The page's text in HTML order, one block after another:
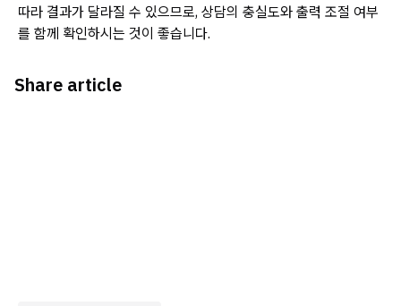
따라 결과가 달라질 수 있으므로, 상담의 충실도와 출력 조절 여부
를 함께 확인하시는 것이 좋습니다.
Share article